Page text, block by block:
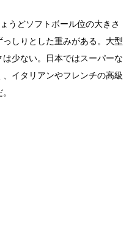
うどソフトボール位の大きさ
しりとした重みがある。大型
少ない。日本ではスーパーな
イタリアンやフレンチの高級